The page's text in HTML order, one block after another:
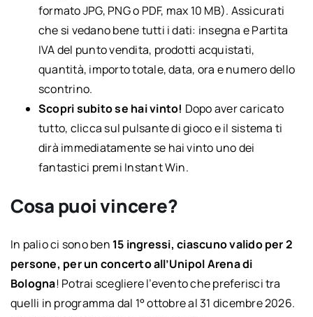
formato JPG, PNG o PDF, max 10 MB). Assicurati
che si vedano bene tutti i dati: insegna e Partita
IVA del punto vendita, prodotti acquistati,
quantità, importo totale, data, ora e numero dello
scontrino.
Scopri subito se hai vinto! Dopo aver caricato
tutto, clicca sul pulsante di gioco e il sistema ti
dirà immediatamente se hai vinto uno dei
fantastici premi Instant Win.
Cosa puoi vincere?
In palio ci sono ben 15 ingressi, ciascuno valido per 2
persone, per un concerto all’Unipol Arena di
Bologna! Potrai scegliere l’evento che preferisci tra
quelli in programma dal 1° ottobre al 31 dicembre 2026.